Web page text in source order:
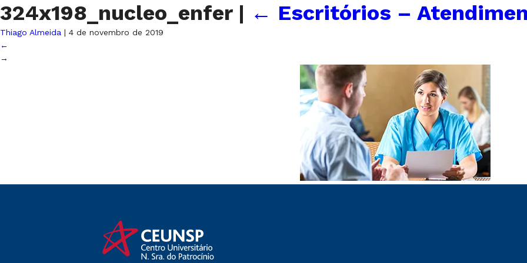
324x198_nucleo_enfer | ← Escritórios –
Thiago Almeida | 4 de novembro de 2019
←
→